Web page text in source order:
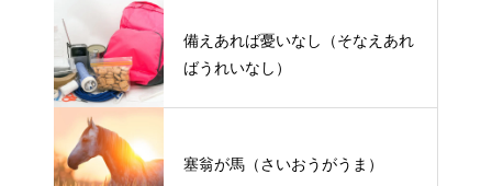
備えあれば憂いなし（そなえあれ
ばうれいなし）
塞翁が馬（さいおうがうま）